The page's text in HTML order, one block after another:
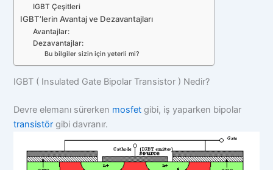
IGBT Çeşitleri
IGBT’lerin Avantaj ve Dezavantajları
Avantajlar:
Dezavantajlar:
Bu bilgiler sizin için yeterli mi?
IGBT ( Insulated Gate Bipolar Transistor ) Nedir?
Devre elemanı sürerken mosfet gibi, iş yaparken bipolar
transistör gibi davranır.